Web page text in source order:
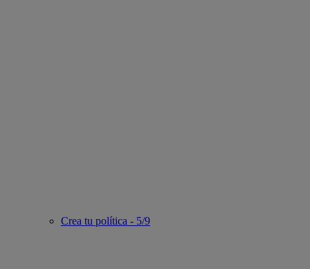
Crea tu política - 5/9